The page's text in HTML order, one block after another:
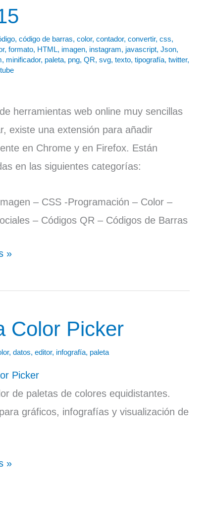
, código de barras, color, contador, convertir, css,
, formato, HTML, imagen, instagram, javascript, Json,
, minificador, paleta, png, QR, svg, texto, tipografía, twitter,
herramientas web online muy sencillas
existe una extensión para añadir
en Chrome y en Firefox. Están
en las siguientes categorías:
– CSS -Programación – Color –
– Códigos QR – Códigos de Barras
»
Color Picker
, datos, editor, infografía, paleta
Picker
de paletas de colores equidistantes.
gráficos, infografías y visualización de
»